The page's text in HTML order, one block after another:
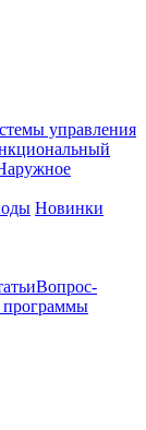
управления
Новинки
Вопрос-